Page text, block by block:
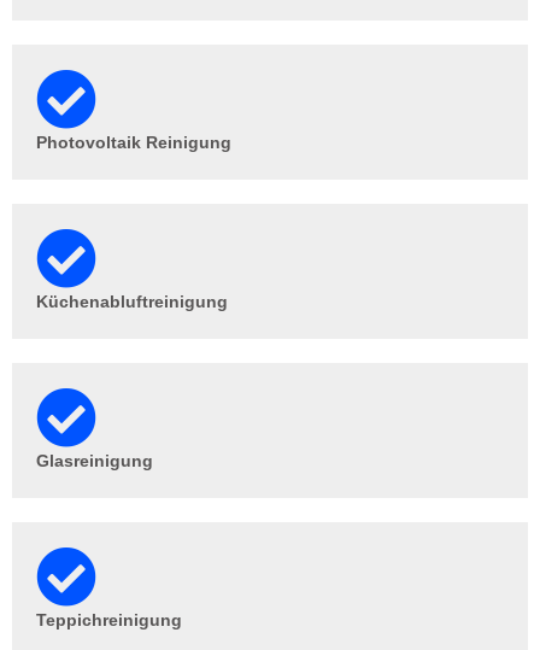
Photovoltaik Reinigung
Küchenabluftreinigung
Glasreinigung
Teppichreinigung